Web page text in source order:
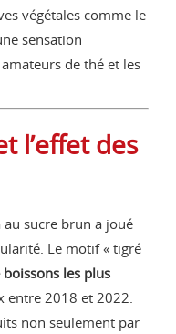
végétales comme le
sensation
de thé et les
l’effet des
au sucre brun a joué
Le motif « tigré
boissons les plus
entre 2018 et 2022.
non seulement par